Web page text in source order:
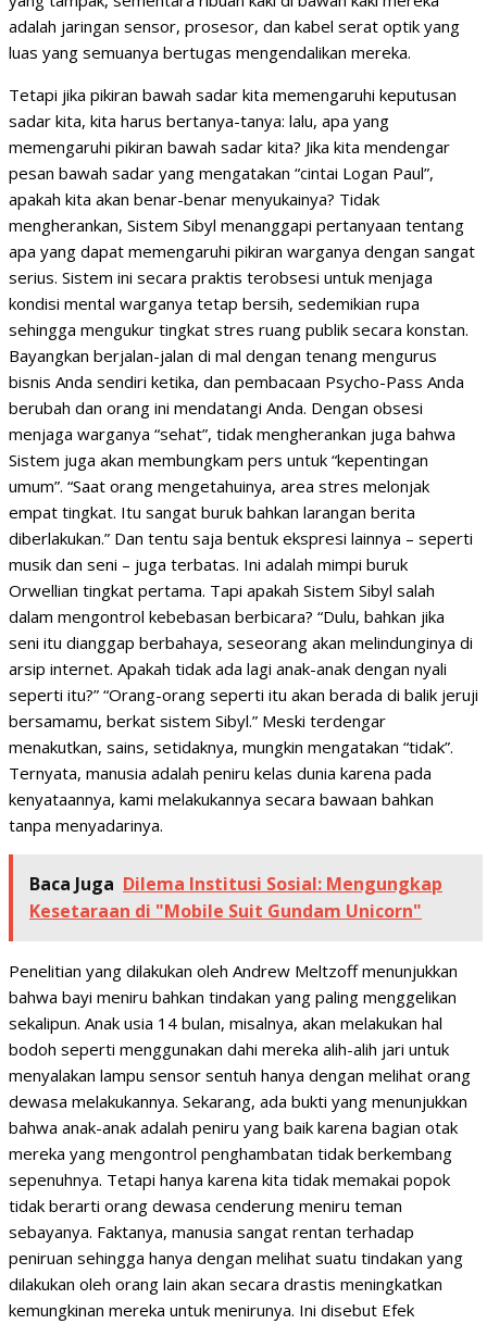
adalah jaringan sensor, prosesor, dan kabel serat optik yang
luas yang semuanya bertugas mengendalikan mereka.
Tetapi jika pikiran bawah sadar kita memengaruhi keputusan
sadar kita, kita harus bertanya-tanya: lalu, apa yang
memengaruhi pikiran bawah sadar kita? Jika kita mendengar
pesan bawah sadar yang mengatakan “cintai Logan Paul”,
apakah kita akan benar-benar menyukainya? Tidak
mengherankan, Sistem Sibyl menanggapi pertanyaan tentang
apa yang dapat memengaruhi pikiran warganya dengan sangat
serius. Sistem ini secara praktis terobsesi untuk menjaga
kondisi mental warganya tetap bersih, sedemikian rupa
sehingga mengukur tingkat stres ruang publik secara konstan.
Bayangkan berjalan-jalan di mal dengan tenang mengurus
bisnis Anda sendiri ketika, dan pembacaan Psycho-Pass Anda
berubah dan orang ini mendatangi Anda. Dengan obsesi
menjaga warganya “sehat”, tidak mengherankan juga bahwa
Sistem juga akan membungkam pers untuk “kepentingan
umum”. “Saat orang mengetahuinya, area stres melonjak
empat tingkat. Itu sangat buruk bahkan larangan berita
diberlakukan.” Dan tentu saja bentuk ekspresi lainnya – seperti
musik dan seni – juga terbatas. Ini adalah mimpi buruk
Orwellian tingkat pertama. Tapi apakah Sistem Sibyl salah
dalam mengontrol kebebasan berbicara? “Dulu, bahkan jika
seni itu dianggap berbahaya, seseorang akan melindunginya di
arsip internet. Apakah tidak ada lagi anak-anak dengan nyali
seperti itu?” “Orang-orang seperti itu akan berada di balik jeruji
bersamamu, berkat sistem Sibyl.” Meski terdengar
menakutkan, sains, setidaknya, mungkin mengatakan “tidak”.
Ternyata, manusia adalah peniru kelas dunia karena pada
kenyataannya, kami melakukannya secara bawaan bahkan
tanpa menyadarinya.
Baca Juga Dilema Institusi Sosial: Mengungkap
Kesetaraan di "Mobile Suit Gundam Unicorn"
Penelitian yang dilakukan oleh Andrew Meltzoff menunjukkan
bahwa bayi meniru bahkan tindakan yang paling menggelikan
sekalipun. Anak usia 14 bulan, misalnya, akan melakukan hal
bodoh seperti menggunakan dahi mereka alih-alih jari untuk
menyalakan lampu sensor sentuh hanya dengan melihat orang
dewasa melakukannya. Sekarang, ada bukti yang menunjukkan
bahwa anak-anak adalah peniru yang baik karena bagian otak
mereka yang mengontrol penghambatan tidak berkembang
sepenuhnya. Tetapi hanya karena kita tidak memakai popok
tidak berarti orang dewasa cenderung meniru teman
sebayanya. Faktanya, manusia sangat rentan terhadap
peniruan sehingga hanya dengan melihat suatu tindakan yang
dilakukan oleh orang lain akan secara drastis meningkatkan
kemungkinan mereka untuk menirunya. Ini disebut Efek